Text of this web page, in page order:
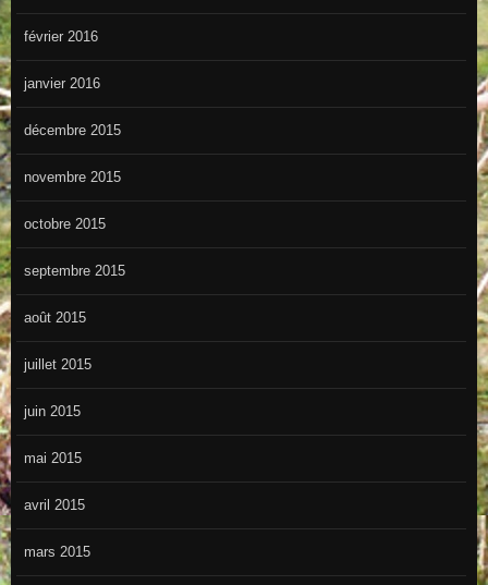
février 2016
janvier 2016
décembre 2015
novembre 2015
octobre 2015
septembre 2015
août 2015
juillet 2015
juin 2015
mai 2015
avril 2015
mars 2015